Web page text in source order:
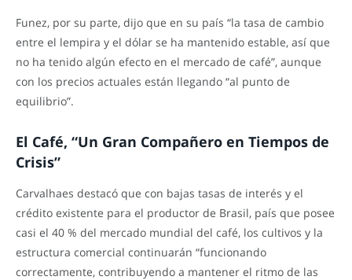
Funez, por su parte, dijo que en su país “la tasa de cambio
entre el lempira y el dólar se ha mantenido estable, así que
no ha tenido algún efecto en el mercado de café”, aunque
con los precios actuales están llegando “al punto de
equilibrio”.
El Café, “Un Gran Compañero en Tiempos de
Crisis”
Carvalhaes destacó que con bajas tasas de interés y el
crédito existente para el productor de Brasil, país que posee
casi el 40 % del mercado mundial del café, los cultivos y la
estructura comercial continuarán “funcionando
correctamente, contribuyendo a mantener el ritmo de las